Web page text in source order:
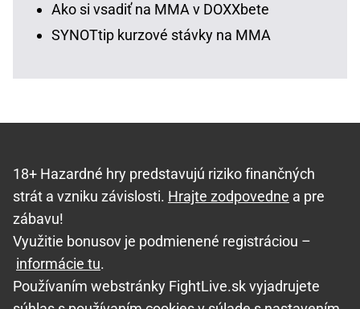
Ako si vsadiť na MMA v DOXXbete
SYNOTtip kurzové stávky na MMA
18+ Hazardné hry predstavujú riziko finančných
strát a vzniku závislosti. Hrajte zodpovedne a pre
zábavu!
Využitie bonusov je podmienené registráciou –
informácie tu.
Používaním webstránky FightLive.sk vyjadrujete